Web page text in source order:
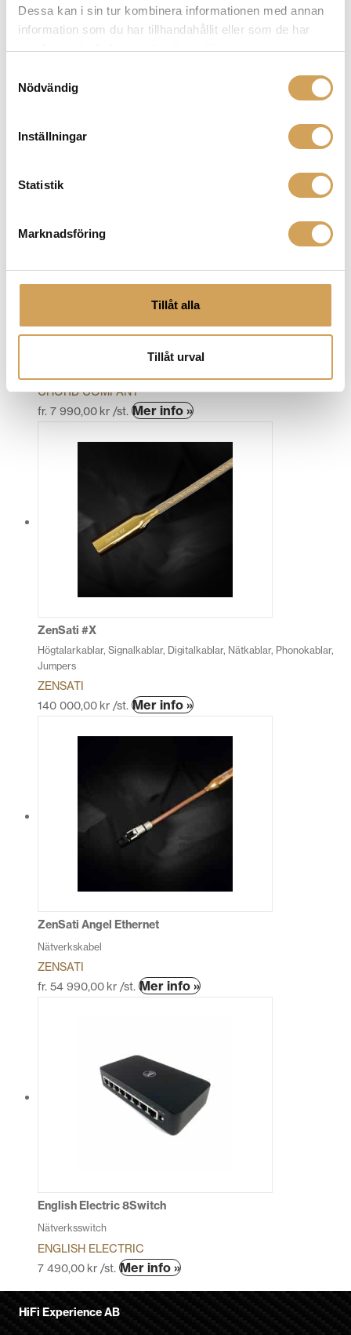
Dessa kan i sin tur kombinera informationen med annan
information som du har tillhandahållit eller som de har
samlat in när du har använt deras tjänster.
Nödvändig
Inställningar
Statistik
Marknadsföring
Tillåt alla
Tillåt urval
möter dina behov och levererar en förbättrad ljud- och
bildupplevelse. Scrolla ned och klicka hem
komponenten du behöver redan idag!
Chord Epic Streaming
CHORD COMPANY
fr. 7 990,00 kr /st. Mer info »Den
här
produkten
flera
ZenSati #X
Högtalarkablar, Signalkablar, Digitalkablar, Nätkablar, Phonokablar,
Jumpers
ZENSATI
140 000,00 kr /st. Mer info »Den
produkten
flera
varianter.
De
ZenSati Angel Ethernet
Nätverkskabel
ZENSATI
fr. 54 990,00 kr /st. Mer info »Den
De
olika
English Electric 8Switch
Nätverksswitch
ENGLISH ELECTRIC
7 490,00 kr /st. Mer info »Den
HiFi Experience AB